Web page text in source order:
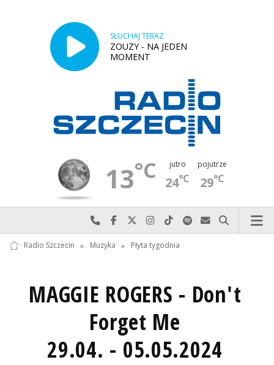
SŁUCHAJ TERAZ
ZOUZY - NA JEDEN
MOMENT
13°C jutro
24°C
pojutrze
29°C
Najlepiej po prostu do nas zadzwoń
Odwiedź nas na Facebook-u
Odwiedź nas na X
Odwiedź nas na Instagram-ie
Odwiedź nas na TikTok-u
Szukaj nas na Spotify
Wyślij do nas
Szukaj
Radio Szczecin » Muzyka » Płyta tygodnia
MAGGIE ROGERS - Don't
Forget Me
29.04. - 05.05.2024